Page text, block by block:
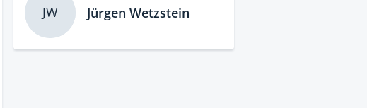
JW Jürgen Wetzstein